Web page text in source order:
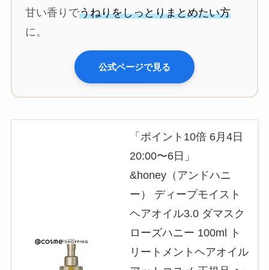
甘い香りでうねりをしっとりまとめたい方
に。
公式ページで見る
「ポイント10倍 6月4日
20:00〜6日」
&honey（アンドハニ
ー） ディープモイスト
ヘアオイル3.0 ダマスク
ローズハニー 100ml ト
リートメントヘアオイル